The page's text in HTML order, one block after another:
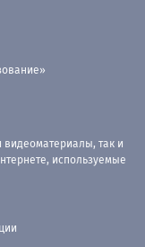
так и
используемые